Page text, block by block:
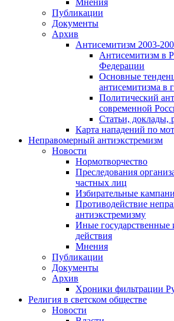
Мнения
Публикации
Документы
Архив
Антисемитизм 2003-
Антисемитизм в
Федерации
Основные
антисемитизма в
Политический
современной
Статьи, доклады,
Карта нападений по
Неправомерный антиэкстремизм
Новости
Нормотворчество
Преследования
частных лиц
Избирательные
Противодействие
антиэкстремизму
Иные государственные
действия
Мнения
Публикации
Документы
Архив
Хроники фильтрации
Религия в светском обществе
Новости